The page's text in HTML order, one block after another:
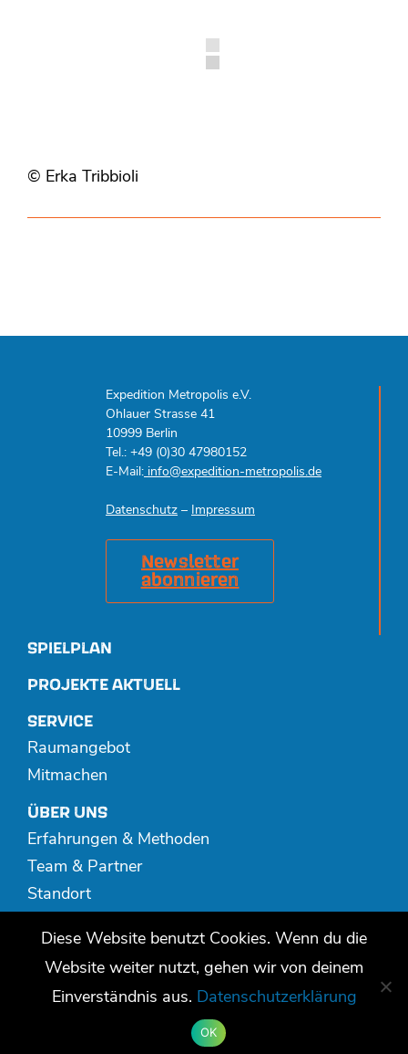
© Erka Tribbioli
Expedition Metropolis e.V.
Ohlauer Strasse 41
10999 Berlin
Tel.: +49 (0)30 47980152
E-Mail: info@expedition-metropolis.de
Datenschutz – Impressum
Newsletter
abonnieren
SPIELPLAN
PROJEKTE AKTUELL
SERVICE
Raumangebot
Mitmachen
ÜBER UNS
Erfahrungen & Methoden
Team & Partner
Standort
MEDIATHEK
Publikationen
Diese Website benutzt Cookies. Wenn du die
Website weiter nutzt, gehen wir von deinem
Einverständnis aus. Datenschutzerklärung
OK